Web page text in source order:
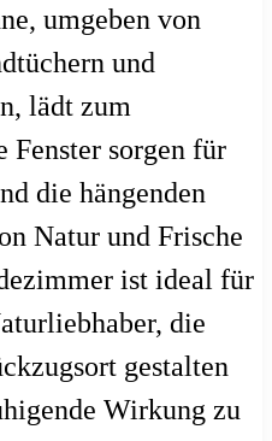
umgeben von
und
lädt zum
Fenster sorgen für
die hängenden
Natur und Frische
ist ideal für
die
gestalten
Wirkung zu